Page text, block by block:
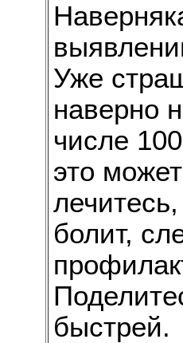
Уже
наверно
числе
это
болит,
быстрей.